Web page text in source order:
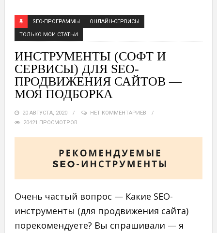
SEO-ПРОГРАММЫ ОНЛАЙН-СЕРВИСЫ
ТОЛЬКО МОИ СТАТЬИ
ИНСТРУМЕНТЫ (СОФТ И
СЕРВИСЫ) ДЛЯ SEO-
ПРОДВИЖЕНИЯ САЙТОВ —
МОЯ ПОДБОРКА
20 АВГУСТА, 2020
НЕТ КОММЕНТАРИЕВ
20421 ПРОСМОТРОВ
Очень частый вопрос — Какие SEO-
инструменты (для продвижения сайта)
порекомендуете? Вы спрашивали — я